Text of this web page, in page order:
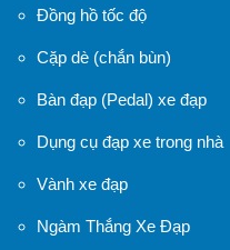
Đồng hồ tốc độ
Cặp dè (chắn bùn)
Bàn đạp (Pedal) xe đạp
Dụng cụ đạp xe trong nhà
Vành xe đạp
Ngàm Thắng Xe Đạp